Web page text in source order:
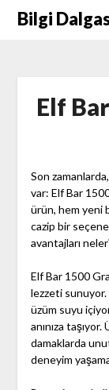
SkipBilgi
Elf
Son
var: Elf Bar
ürün, hem yeni
cazip bir
avantajları
Elf Bar 1500
lezzeti sunuyor.
üzüm suyu
anınıza
damaklarda
deneyim